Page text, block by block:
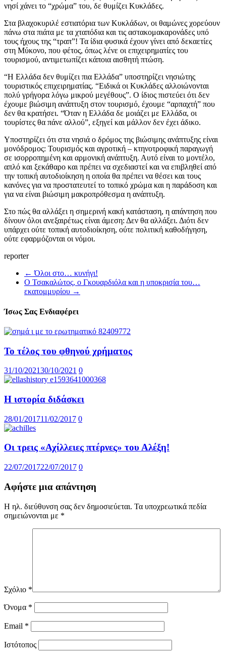
νησί χάνει το “χρώμα” του, δε θυμίζει Κυκλάδες.
Στα βλαχοκυριλέ εστιατόρια των Κυκλάδων, οι θαμώνες χορεύουν
πάνω στα πιάτα με τα χταπόδια και τις αστακομακαρονάδες υπό
τους ήχους της “τραπ”! Τα ίδια φυσικά έχουν γίνει από δεκαετίες
στη Μύκονο, που φέτος, όπως λένε οι επιχειρηματίες του
τουρισμού, αντιμετωπίζει κάποια αισθητή πτώση.
“Η Ελλάδα δεν θυμίζει πια Ελλάδα” υποστηρίζει νησιώτης
τουριστικός επιχειρηματίας. “Ειδικά οι Κυκλάδες αλλοιώνονται
πολύ γρήγορα λόγω μικρού μεγέθους”. Ο ίδιος πιστεύει ότι δεν
έχουμε βιώσιμη ανάπτυξη στον τουρισμό, έχουμε “αρπαχτή” που
δεν θα κρατήσει. “Όταν η Ελλάδα δε μοιάζει με Ελλάδα, οι
τουρίστες θα πάνε αλλού”, εξηγεί και μάλλον δεν έχει άδικο.
Υποστηρίζει ότι στα νησιά ο δρόμος της βιώσιμης ανάπτυξης είναι
μονόδρομος: Τουρισμός και αγροτική – κτηνοτροφική παραγωγή
σε ισορροπημένη και αρμονική ανάπτυξη. Αυτό είναι το μοντέλο,
απλό και ξεκάθαρο και πρέπει να σχεδιαστεί και να επιβληθεί από
την τοπική αυτοδιοίκηση η οποία θα πρέπει να θέσει και τους
κανόνες για να προστατευτεί το τοπικό χρώμα και η παράδοση και
για να είναι βιώσιμη μακροπρόθεσμα η ανάπτυξη.
Στο πώς θα αλλάξει η σημερινή κακή κατάσταση, η απάντηση που
δίνουν όλοι ανεξαιρέτως είναι άμεση: Δεν θα αλλάξει. Διότι δεν
υπάρχει ούτε τοπική αυτοδιοίκηση, ούτε πολιτική καθοδήγηση,
ούτε εφαρμόζονται οι νόμοι.
reporter
← Όλοι στο… κυνήγι!
Ο Τσακαλώτος, ο Γκουαρδιόλα και η υποκρισία του…
εκατομμυρίου →
Ίσως Σας Ενδιαφέρει
Το τέλος του φθηνού χρήματος
31/10/202130/10/2021 0
Η ιστορία διδάσκει
28/01/201711/02/2017 0
Οι τρεις «Αχίλλειες πτέρνες» του Αλέξη!
22/07/201722/07/2017 0
Αφήστε μια απάντηση
Η ηλ. διεύθυνση σας δεν δημοσιεύεται. Τα υποχρεωτικά πεδία
σημειώνονται με *
Σχόλιο *
Όνομα *
Email *
Ιστότοπος